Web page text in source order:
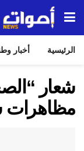
الرئيسية أخبار
شعار
مظاهرات